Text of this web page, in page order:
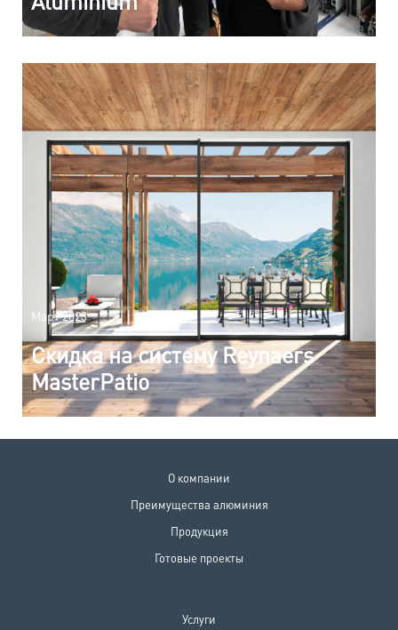
Март 2023
Скидка на систему Reynaers
MasterPatio
О компании
Преимущества алюминия
Продукция
Готовые проекты
Услуги